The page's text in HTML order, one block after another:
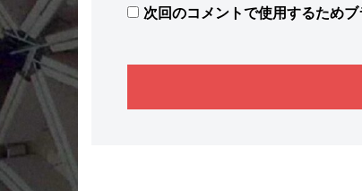
次回のコメントで使用するため